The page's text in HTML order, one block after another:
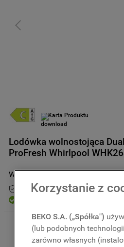
Karta Produktu
Lodówka wolnostojąca
ProFresh Whirlpool
WHK 26403 XP6E
Przedłuż gwarancję do 5 lat
3199,00 złKwota
oraz
Korzystanie z
BEKO S.A. („Spółka")
(lub podobnych
zarówno własnych